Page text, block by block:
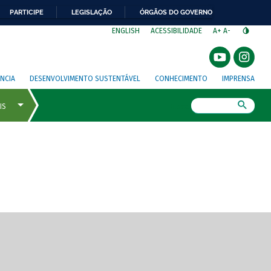
PARTICIPE LEGISLAÇÃO ÓRGÃOS DO GOVERNO
ENGLISH ACESSIBILIDADE A+ A-
DESENVOLVIMENTO SUSTENTÁVEL CONHECIMENTO IMPRENSA
de tela